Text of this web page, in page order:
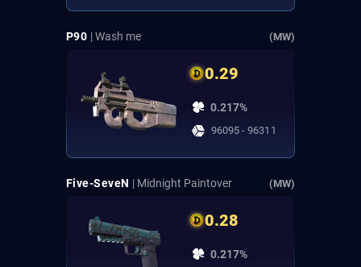
P90 | Wash me (MW)
0.29
0.217%
96095 - 96311
Five-SeveN | Midnight Paintover (MW)
0.28
0.217%